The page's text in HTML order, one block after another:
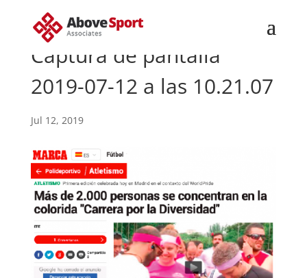
Captura de pantalla
2019-07-12 a las 10.21.07
Jul 12, 2019